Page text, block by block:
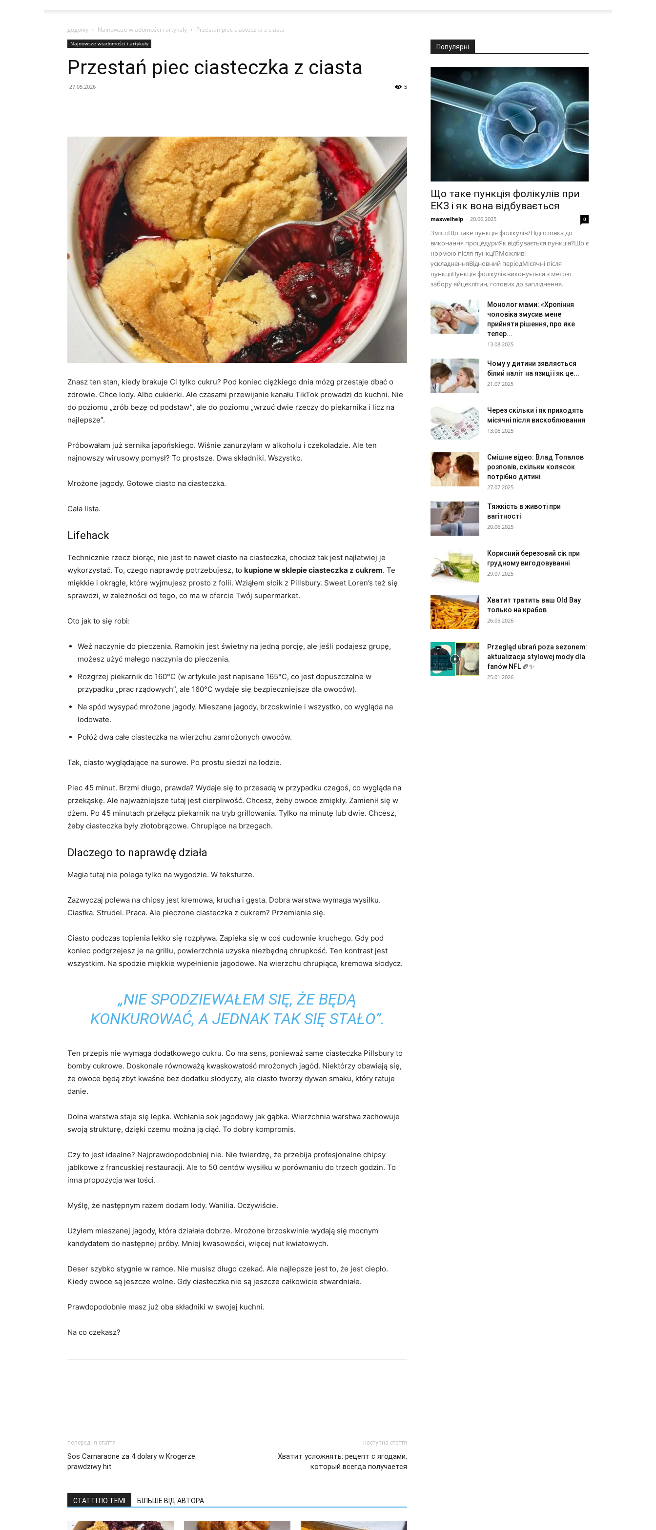
додому Najnowsze wiadomości i artykuły Przestań piec ciasteczka z ciasta
Najnowsze wiadomości i artykuły
Przestań piec ciasteczka z ciasta
27.05.2026 5
Znasz ten stan, kiedy brakuje Ci tylko cukru? Pod koniec ciężkiego dnia mózg przestaje dbać o
zdrowie. Chce lody. Albo cukierki. Ale czasami przewijanie kanału TikTok prowadzi do kuchni. Nie
do poziomu „zrób bezę od podstaw”, ale do poziomu „wrzuć dwie rzeczy do piekarnika i licz na
najlepsze”.
Próbowałam już sernika japońskiego. Wiśnie zanurzyłam w alkoholu i czekoladzie. Ale ten
najnowszy wirusowy pomysł? To prostsze. Dwa składniki. Wszystko.
Mrożone jagody. Gotowe ciasto na ciasteczka.
Cała lista.
Lifehack
Technicznie rzecz biorąc, nie jest to nawet ciasto na ciasteczka, chociaż tak jest najłatwiej je
wykorzystać. To, czego naprawdę potrzebujesz, to kupione w sklepie ciasteczka z cukrem. Te
miękkie i okrągłe, które wyjmujesz prosto z folii. Wziąłem słoik z Pillsbury. Sweet Loren’s też się
sprawdzi, w zależności od tego, co ma w ofercie Twój supermarket.
Oto jak to się robi:
Weź naczynie do pieczenia. Ramokin jest świetny na jedną porcję, ale jeśli podajesz grupę,
możesz użyć małego naczynia do pieczenia.
Rozgrzej piekarnik do 160°C (w artykule jest napisane 165°C, co jest dopuszczalne w
przypadku „prac rządowych”, ale 160°C wydaje się bezpieczniejsze dla owoców).
Na spód wysypać mrożone jagody. Mieszane jagody, brzoskwinie i wszystko, co wygląda na
lodowate.
Połóż dwa całe ciasteczka na wierzchu zamrożonych owoców.
Tak, ciasto wyglądające na surowe. Po prostu siedzi na lodzie.
Piec 45 minut. Brzmi długo, prawda? Wydaje się to przesadą w przypadku czegoś, co wygląda na
przekąskę. Ale najważniejsze tutaj jest cierpliwość. Chcesz, żeby owoce zmiękły. Zamienił się w
dżem. Po 45 minutach przełącz piekarnik na tryb grillowania. Tylko na minutę lub dwie. Chcesz,
żeby ciasteczka były złotobrązowe. Chrupiące na brzegach.
Dlaczego to naprawdę działa
Magia tutaj nie polega tylko na wygodzie. W teksturze.
Zazwyczaj polewa na chipsy jest kremowa, krucha i gęsta. Dobra warstwa wymaga wysiłku.
Ciastka. Strudel. Praca. Ale pieczone ciasteczka z cukrem? Przemienia się.
Ciasto podczas topienia lekko się rozpływa. Zapieka się w coś cudownie kruchego. Gdy pod
koniec podgrzejesz je na grillu, powierzchnia uzyska niezbędną chrupkość. Ten kontrast jest
wszystkim. Na spodzie miękkie wypełnienie jagodowe. Na wierzchu chrupiąca, kremowa słodycz.
„NIE SPODZIEWAŁEM SIĘ, ŻE BĘDĄ
KONKUROWAĆ, A JEDNAK TAK SIĘ STAŁO”.
Ten przepis nie wymaga dodatkowego cukru. Co ma sens, ponieważ same ciasteczka Pillsbury to
bomby cukrowe. Doskonale równoważą kwaskowatość mrożonych jagód. Niektórzy obawiają się,
że owoce będą zbyt kwaśne bez dodatku słodyczy, ale ciasto tworzy dywan smaku, który ratuje
danie.
Dolna warstwa staje się lepka. Wchłania sok jagodowy jak gąbka. Wierzchnia warstwa zachowuje
swoją strukturę, dzięki czemu można ją ciąć. To dobry kompromis.
Czy to jest idealne? Najprawdopodobniej nie. Nie twierdzę, że przebija profesjonalne chipsy
jabłkowe z francuskiej restauracji. Ale to 50 centów wysiłku w porównaniu do trzech godzin. To
inna propozycja wartości.
Myślę, że następnym razem dodam lody. Wanilia. Oczywiście.
Użyłem mieszanej jagody, która działała dobrze. Mrożone brzoskwinie wydają się mocnym
kandydatem do następnej próby. Mniej kwasowości, więcej nut kwiatowych.
Deser szybko stygnie w ramce. Nie musisz długo czekać. Ale najlepsze jest to, że jest ciepło.
Kiedy owoce są jeszcze wolne. Gdy ciasteczka nie są jeszcze całkowicie stwardniałe.
Prawdopodobnie masz już oba składniki w swojej kuchni.
Na co czekasz?
попередня стаття
Sos Carnaraone za 4 dolary w Krogerze:
prawdziwy hit
наступна стаття
Хватит усложнять: рецепт с ягодами,
который всегда получается
СТАТТІ ПО ТЕМІ БІЛЬШЕ ВІД АВТОРА
Популярні
Що таке пункція фолікулів при
ЕКЗ і як вона відбувається
maxwelhelp - 20.06.2025 0
Зміст:Що таке пункція фолікулів?Підготовка до
виконання процедуриЯк відбувається пункція?Що є
нормою після пункції?Можливі
ускладненняВідновний періодМісячні після
пункціїПункція фолікулів виконується з метою
забору яйцеклітин, готових до запліднення.
Монолог мами: «Хропіння
чоловіка змусив мене
прийняти рішення, про яке
тепер...
13.08.2025
Чому у дитини зявляється
білий наліт на язиці і як це...
21.07.2025
Через скільки і як приходять
місячні після вискоблювання
13.06.2025
Смішне відео: Влад Топалов
розповів, скільки колясок
потрібно дитині
27.07.2025
Тяжкість в животі при
вагітності
20.06.2025
Корисний березовий сік при
грудному вигодовуванні
29.07.2025
Хватит тратить ваш Old Bay
только на крабов
26.05.2026
Przegląd ubrań poza sezonem:
aktualizacja stylowej mody dla
fanów NFL 🏈✨
25.01.2026